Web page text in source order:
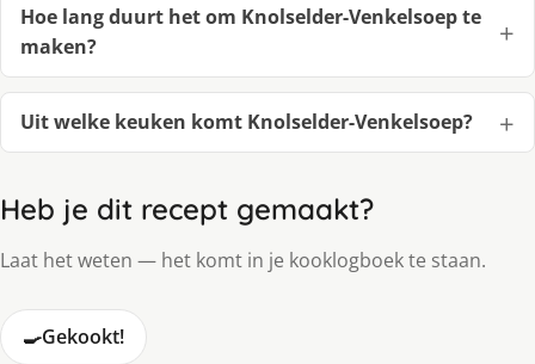
Hoe lang duurt het om Knolselder-Venkelsoep te
maken?
Uit welke keuken komt Knolselder-Venkelsoep?
Heb je dit recept gemaakt?
Laat het weten — het komt in je kooklogboek te staan.
🍳Gekookt!